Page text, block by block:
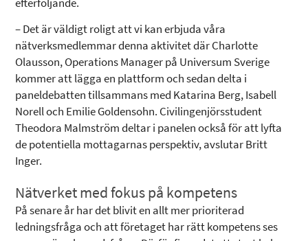
– Det är väldigt roligt att vi kan erbjuda våra
nätverksmedlemmar denna aktivitet där Charlotte
Olausson, Operations Manager på Universum Sverige
kommer att lägga en plattform och sedan delta i
paneldebatten tillsammans med Katarina Berg, Isabell
Norell och Emilie Goldensohn. Civilingenjörsstudent
Theodora Malmström deltar i panelen också för att lyfta
de potentiella mottagarnas perspektiv, avslutar Britt
Inger.
Nätverket med fokus på kompetens
På senare år har det blivit en allt mer prioriterad
ledningsfråga och att företaget har rätt kompetens ses